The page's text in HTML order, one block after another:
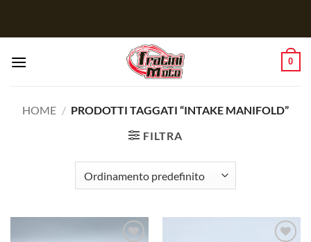
0
HOME / PRODOTTI TAGGATI “INTAKE MANIFOLD”
FILTRA